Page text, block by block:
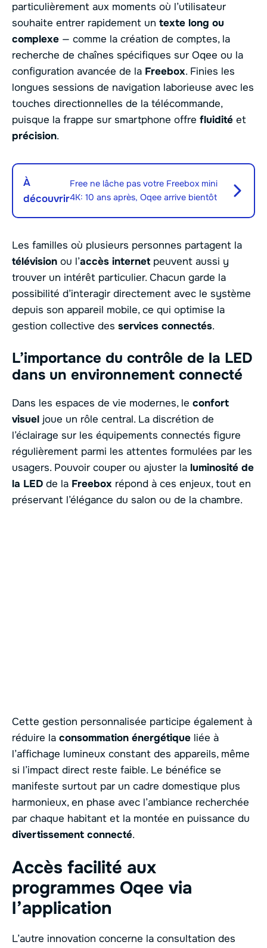
particulièrement aux moments où l’utilisateur
souhaite entrer rapidement un texte long ou
complexe — comme la création de comptes, la
recherche de chaînes spécifiques sur Oqee ou la
configuration avancée de la Freebox. Finies les
longues sessions de navigation laborieuse avec les
touches directionnelles de la télécommande,
puisque la frappe sur smartphone offre fluidité et
précision.
À
découvrir
Free ne lâche pas votre Freebox mini
4K: 10 ans après, Oqee arrive bientôt
Les familles où plusieurs personnes partagent la
télévision ou l’accès internet peuvent aussi y
trouver un intérêt particulier. Chacun garde la
possibilité d’interagir directement avec le système
depuis son appareil mobile, ce qui optimise la
gestion collective des services connectés.
L’importance du contrôle de la LED
dans un environnement connecté
Dans les espaces de vie modernes, le confort
visuel joue un rôle central. La discrétion de
l’éclairage sur les équipements connectés figure
régulièrement parmi les attentes formulées par les
usagers. Pouvoir couper ou ajuster la luminosité de
la LED de la Freebox répond à ces enjeux, tout en
préservant l’élégance du salon ou de la chambre.
Cette gestion personnalisée participe également à
réduire la consommation énergétique liée à
l’affichage lumineux constant des appareils, même
si l’impact direct reste faible. Le bénéfice se
manifeste surtout par un cadre domestique plus
harmonieux, en phase avec l’ambiance recherchée
par chaque habitant et la montée en puissance du
divertissement connecté.
Accès facilité aux
programmes Oqee via
l’application
L’autre innovation concerne la consultation des